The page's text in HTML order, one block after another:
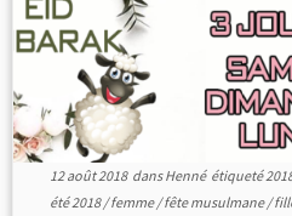
12 août 2018dansHenné étiqueté
été 2018/femme/fête musulmane/